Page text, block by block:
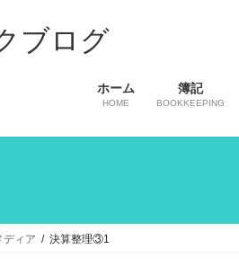
ブログ
ホーム
HOME
簿記
BOOKKEEPING
ディア 決算整理③1